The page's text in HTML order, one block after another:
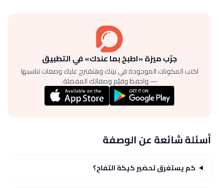
جرّب ميزة «اطبخ بما عندك» في التطبيق
اكتب المكونات الموجودة في بيتك وهنقترح عليك وصفات تناسبها
— واحفظ وقيّم وصفاتك المفضلة.
أسئلة شائعة عن الوصفة
كم يستغرق تحضير كيكة التفاح؟